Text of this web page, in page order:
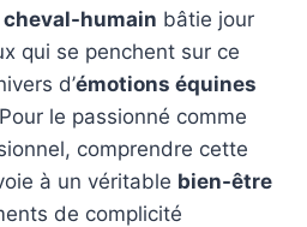
humain bâtie jour
qui se penchent sur ce
d’émotions équines
le passionné comme
comprendre cette
à un véritable bien-être
de complicité